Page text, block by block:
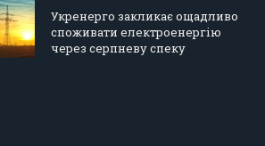
Укренерго закликає ощадливо
споживати електроенергію
через серпневу спеку